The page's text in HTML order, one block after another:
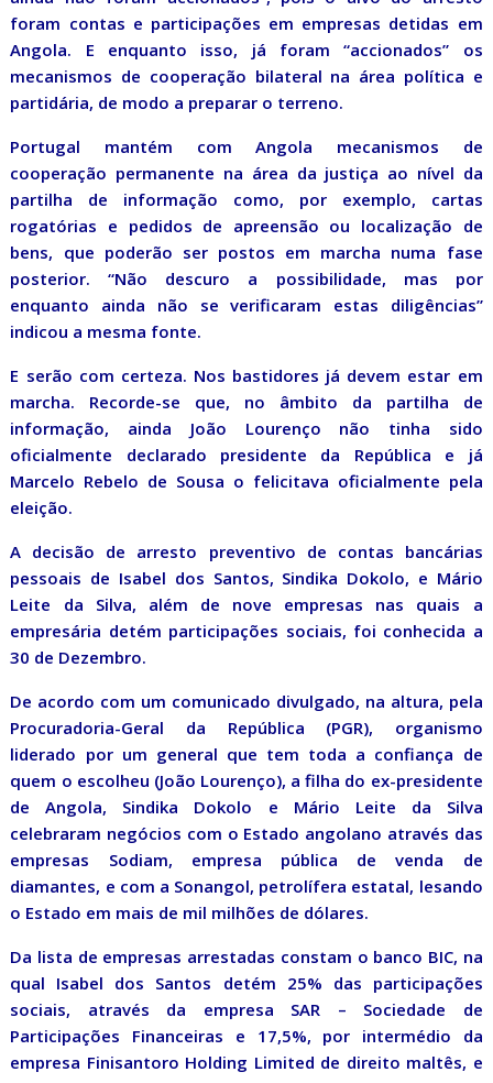
foram contas e participações em empresas detidas em
Angola. E enquanto isso, já foram “accionados” os
mecanismos de cooperação bilateral na área política e
partidária, de modo a preparar o terreno.
Portugal mantém com Angola mecanismos de
cooperação permanente na área da justiça ao nível da
partilha de informação como, por exemplo, cartas
rogatórias e pedidos de apreensão ou localização de
bens, que poderão ser postos em marcha numa fase
posterior. “Não descuro a possibilidade, mas por
enquanto ainda não se verificaram estas diligências”
indicou a mesma fonte.
E serão com certeza. Nos bastidores já devem estar em
marcha. Recorde-se que, no âmbito da partilha de
informação, ainda João Lourenço não tinha sido
oficialmente declarado presidente da República e já
Marcelo Rebelo de Sousa o felicitava oficialmente pela
eleição.
A decisão de arresto preventivo de contas bancárias
pessoais de Isabel dos Santos, Sindika Dokolo, e Mário
Leite da Silva, além de nove empresas nas quais a
empresária detém participações sociais, foi conhecida a
30 de Dezembro.
De acordo com um comunicado divulgado, na altura, pela
Procuradoria-Geral da República (PGR), organismo
liderado por um general que tem toda a confiança de
quem o escolheu (João Lourenço), a filha do ex-presidente
de Angola, Sindika Dokolo e Mário Leite da Silva
celebraram negócios com o Estado angolano através das
empresas Sodiam, empresa pública de venda de
diamantes, e com a Sonangol, petrolífera estatal, lesando
o Estado em mais de mil milhões de dólares.
Da lista de empresas arrestadas constam o banco BIC, na
qual Isabel dos Santos detém 25% das participações
sociais, através da empresa SAR – Sociedade de
Participações Financeiras e 17,5%, por intermédio da
empresa Finisantoro Holding Limited de direito maltês, e